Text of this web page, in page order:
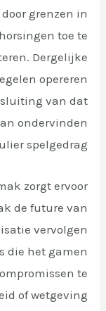
grenzen in
toe te
Dergelijke
opereren
van dat
ondervinden
spelgedrag.
zorgt ervoor
de future van
vervolgen
die het gamen
te
of wetgeving.